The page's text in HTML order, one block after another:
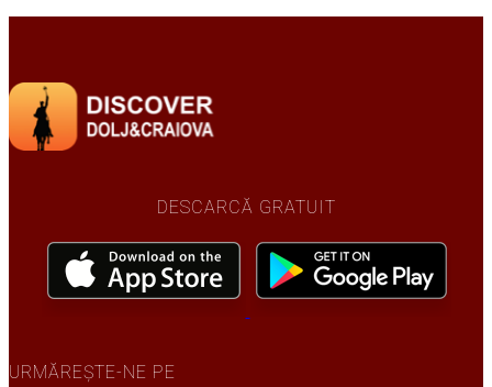
DESCARCĂ GRATUIT
URMĂREȘTE-NE PE